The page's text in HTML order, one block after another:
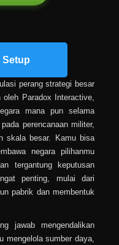
Setup
perang strategi besar
oleh Paradox Interactive,
mana pun selama
perencanaan militer,
skala besar. Kamu bisa
negara pilihanmu
tergantung keputusan
penting, mulai dari
pabrik dan membentuk
jawab mengendalikan
mengelola sumber daya,